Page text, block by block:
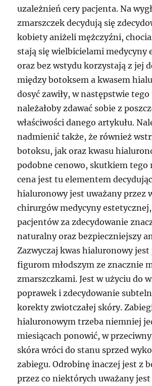
uzależnień cery pacjenta. Na
zmarszczek decydują się
kobiety aniżeli mężczyźni,
stają się wielbicielami medycyny
oraz bez wstydu korzystają z jej
między botoksem a kwasem
dosyć zawiły, w następstwie tego
należałoby zdawać sobie z
właściwości danego artykułu.
nadmienić także, że również
botoksu, jak oraz kwasu
podobne cenowo, skutkiem tego
cena jest tu elementem
hialuronowy jest uważany przez
chirurgów medycyny
pacjentów za zdecydowanie
naturalny oraz bezpieczniejszy
Zazwyczaj kwas hialuronowy jest
figurom młodszym ze znacznie
zmarszczkami. Jest w użyciu do
poprawek i zdecydowanie
korekty zwiotczałej skóry.
hialuronowym trzeba niemniej
miesiącach ponowić, w
skóra wróci do stanu sprzed
zabiegu. Odrobinę inaczej jest z
przez co niektórych uważany